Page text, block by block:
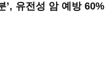
’, 유전성 암 예방 60%